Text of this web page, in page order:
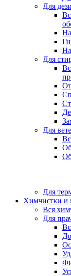
Для
Для
Для
Для
Химчистки и
Вся
Для